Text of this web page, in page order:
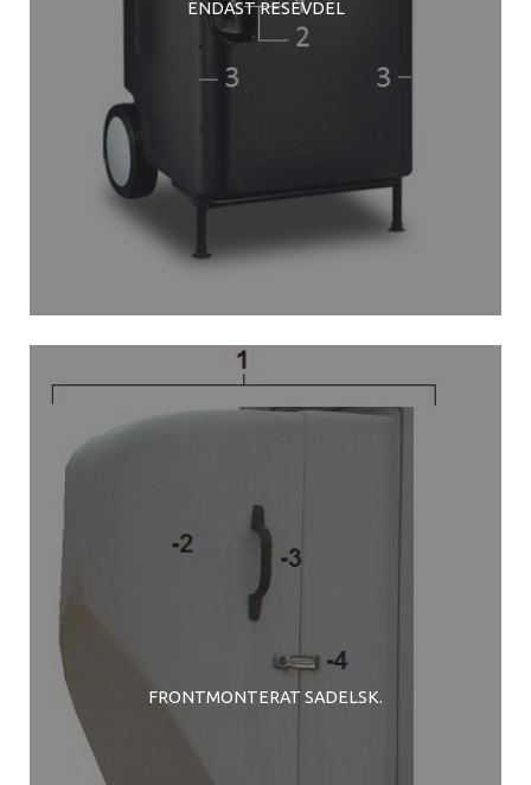
ENDAST RESEVDEL
FRONTMONTERAT SADELSK.